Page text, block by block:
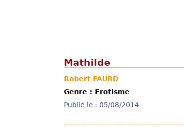
Mathilde
Robert FAURD
Genre : Erotisme
Publié le : 05/08/2014